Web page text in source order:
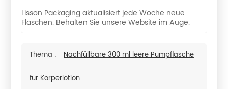
Lisson Packaging aktualisiert jede Woche neue
Flaschen. Behalten Sie unsere Website im Auge.
Thema : Nachfüllbare 300 ml leere Pumpflasche
für Körperlotion